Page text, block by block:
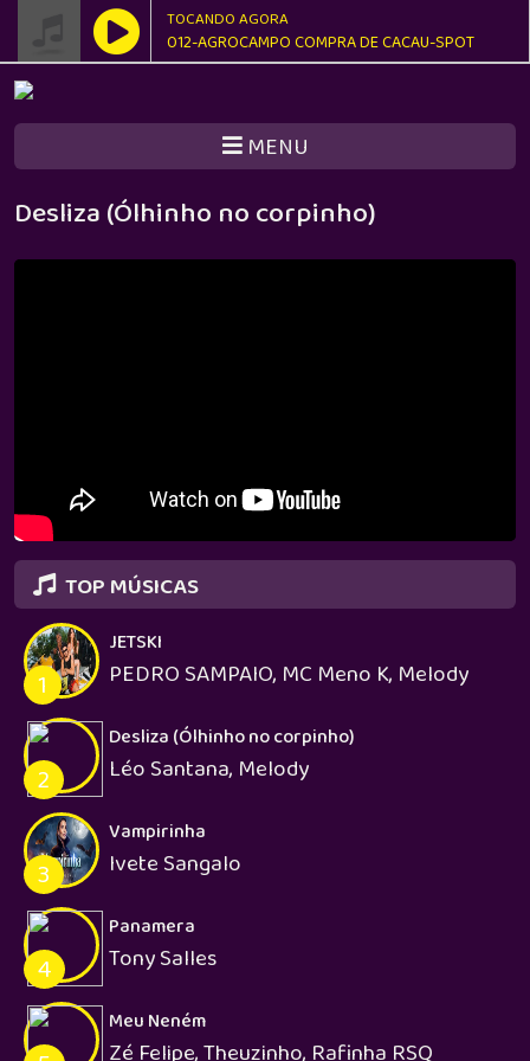
TOCANDO AGORA
012-AGROCAMPO COMPRA DE CACAU-SPOT
MENU
Desliza (Ólhinho no corpinho)
TOP MÚSICAS
1
JETSKI
PEDRO SAMPAIO, MC Meno K, Melody
2
Desliza (Ólhinho no corpinho)
Léo Santana, Melody
3
Vampirinha
Ivete Sangalo
4
Panamera
Tony Salles
Meu Neném
Zé Felipe, Theuzinho, Rafinha RSQ